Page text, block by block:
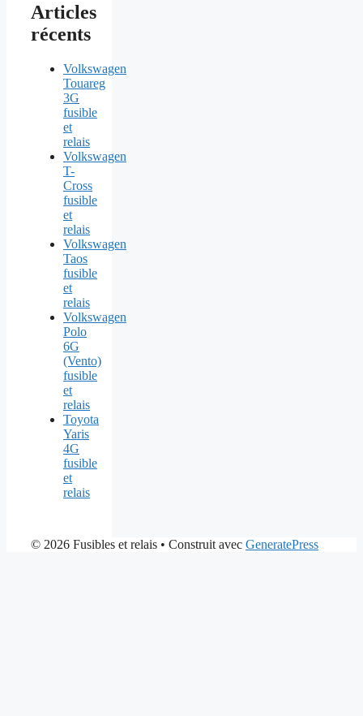
Articles
récents
Volkswagen
Touareg
3G
fusible
et
relais
Volkswagen
T-
Cross
fusible
et
relais
Volkswagen
Taos
fusible
et
relais
Volkswagen
Polo
6G
(Vento)
fusible
et
relais
Toyota
Yaris
4G
fusible
et
relais
© 2026 Fusibles et relais • Construit avec GeneratePress